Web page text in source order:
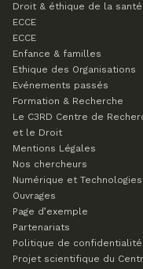
Droit & éthique de la
ECCE
ECCE
Enfance & familles
Ethique des Organisations
Evénements passés
Formation & Recherche
Le C3RD Centre de
et le Droit
Mentions Légales
Nos chercheurs
Numérique et
Ouvrages
Page d’exemple
Partenariats
Politique de confidentialité
Projet scientifique du